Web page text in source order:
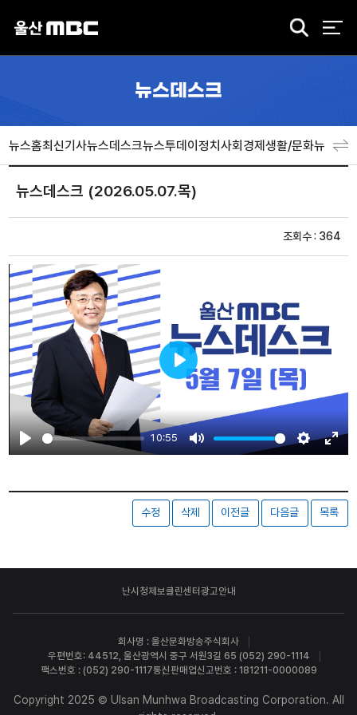
검
뉴스데스크
뉴스홈최신기사뉴스데스크뉴스투데이정치사회경제생활/문화뉴스특
뉴스데스크 (2026.05.07.목)
조회수 : 364
Play
10:55
Mute Settings
Play
수정 삭제 이전글 다음글 목록
난시청제보클린센터광고안내
회사명 : 울산문화방송주식회사
우편번호: 44512, 울산광역시 중구 서원3길 65 (052) 290-1114
팩스번호 : (052) 290-1117통신판매업신고번호 : 181211-0000089
Copyright 2025 © Ulsan Munhwa Broadcasting Corporation. All